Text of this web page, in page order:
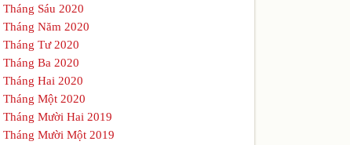
Tháng Sáu 2020
Tháng Năm 2020
Tháng Tư 2020
Tháng Ba 2020
Tháng Hai 2020
Tháng Một 2020
Tháng Mười Hai 2019
Tháng Mười Một 2019